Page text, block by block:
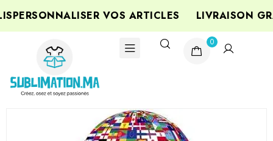
VOS ARTICLES LIVRAISON
0